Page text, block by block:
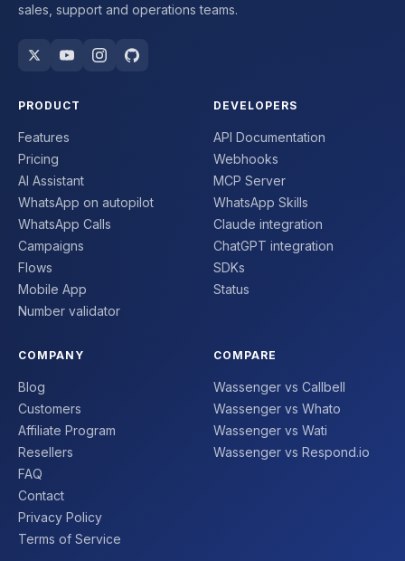
sales, support and operations teams.
PRODUCT
Features
Pricing
AI Assistant
WhatsApp on autopilot
WhatsApp Calls
Campaigns
Flows
Mobile App
Number validator
DEVELOPERS
API Documentation
Webhooks
MCP Server
WhatsApp Skills
Claude integration
ChatGPT integration
SDKs
Status
COMPANY
Blog
Customers
Affiliate Program
Resellers
FAQ
Contact
Privacy Policy
Terms of Service
COMPARE
Wassenger vs Callbell
Wassenger vs Whato
Wassenger vs Wati
Wassenger vs Respond.io